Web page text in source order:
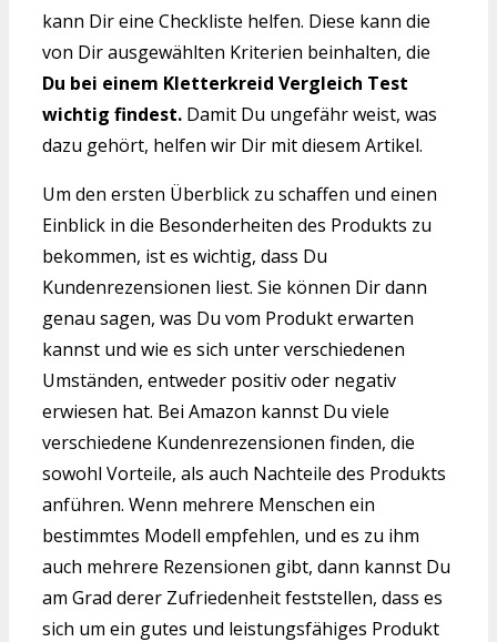
kann Dir eine Checkliste helfen. Diese kann die
von Dir ausgewählten Kriterien beinhalten, die
Du bei einem Kletterkreid Vergleich Test
wichtig findest. Damit Du ungefähr weist, was
dazu gehört, helfen wir Dir mit diesem Artikel.
Um den ersten Überblick zu schaffen und einen
Einblick in die Besonderheiten des Produkts zu
bekommen, ist es wichtig, dass Du
Kundenrezensionen liest. Sie können Dir dann
genau sagen, was Du vom Produkt erwarten
kannst und wie es sich unter verschiedenen
Umständen, entweder positiv oder negativ
erwiesen hat. Bei Amazon kannst Du viele
verschiedene Kundenrezensionen finden, die
sowohl Vorteile, als auch Nachteile des Produkts
anführen. Wenn mehrere Menschen ein
bestimmtes Modell empfehlen, und es zu ihm
auch mehrere Rezensionen gibt, dann kannst Du
am Grad derer Zufriedenheit feststellen, dass es
sich um ein gutes und leistungsfähiges Produkt